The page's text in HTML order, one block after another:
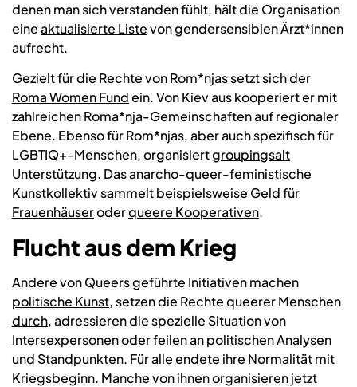
denen man sich verstanden fühlt, hält die Organisation
eineaktualisierte Listevon gendersensiblen Ärzt*innen
aufrecht.
Gezielt für die Rechte von Rom*njas setzt sich der
Roma Women Fundein. Von Kiev aus kooperiert er mit
zahlreichen Roma*nja-Gemeinschaften auf regionaler
Ebene. Ebenso für Rom*njas, aber auch spezifisch für
LGBTIQ+-Menschen, organisiertgroupingsalt
Unterstützung. Das anarcho-queer-feministische
Kunstkollektiv sammelt beispielsweise Geld für
Frauenhäuseroderqueere Kooperativen.
Flucht aus dem Krieg
Andere von Queers geführte Initiativen machen
politische Kunst, setzen die Rechte queerer Menschen
durch, adressieren die spezielle Situation von
Intersexpersonenoder feilen anpolitischen Analysen
und Standpunkten. Für alle endete ihre Normalität mit
Kriegsbeginn. Manche von ihnen organisieren jetzt